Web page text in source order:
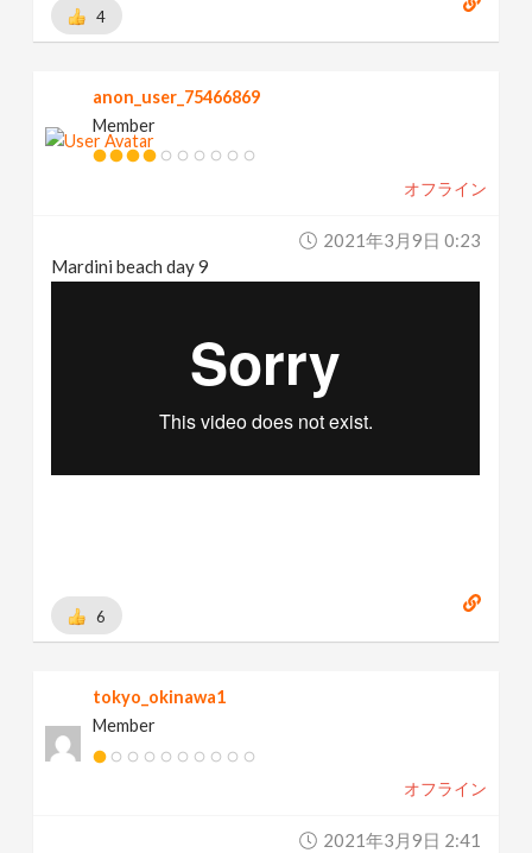
4
anon_user_75466869
Member
オフライン
2021年3月9日 0:23
Mardini beach day 9
6
tokyo_okinawa1
Member
オフライン
2021年3月9日 2:41